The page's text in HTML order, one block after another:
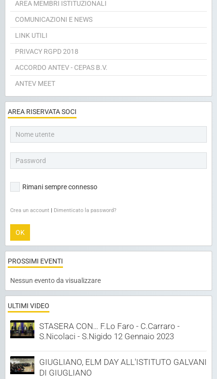
AREA MEMBRI ISTITUZIONALI
COMUNICAZIONI E NEWS
LINK UTILI
PRIVACY RGPD 2018
ACCORDO ANTEV - CEPAS B.V.
ANTEV MEET
AREA RISERVATA SOCI
Rimani sempre connesso
Crea un account | Dimenticato la password?
OK
PROSSIMI EVENTI
Nessun evento da visualizzare
ULTIMI VIDEO
STASERA CON… F.Lo Faro - C.Carraro -
S.Nicolaci - S.Nigido 12 Gennaio 2023
GIUGLIANO, ELM DAY ALL'ISTITUTO GALVANI
DI GIUGLIANO